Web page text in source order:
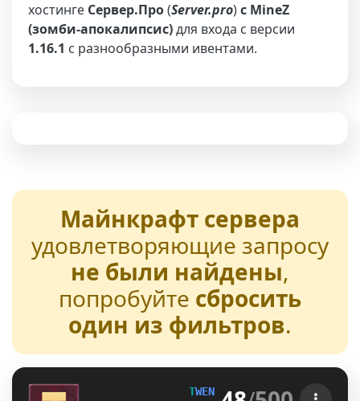
хостинге Сервер.Про(Server.pro)с MineZ
(зомби-апокалипсис)для входа с версии
1.16.1 с разнообразными ивентами.
Майнкрафт сервера
удовлетворяющие запросу
не были найдены,
попробуйте сбросить
один из фильтров.
TWEN URE
[1.21-26.2]